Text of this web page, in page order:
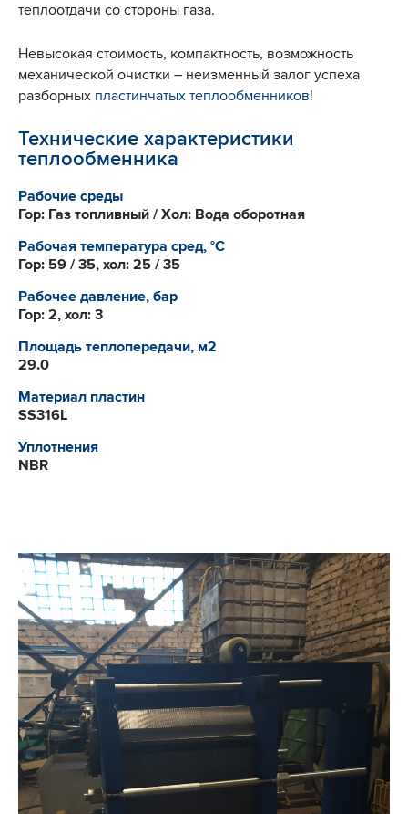
теплоотдачи со стороны газа.
Невысокая стоимость, компактность, возможность
механической очистки – неизменный залог успеха
разборных пластинчатых теплообменников!
Технические характеристики
теплообменника
Рабочие среды
Гор: Газ топливный / Хол: Вода оборотная
Рабочая температура сред, °С
Гор: 59 / 35, хол: 25 / 35
Рабочее давление, бар
Гор: 2, хол: 3
Площадь теплопередачи, м2
29.0
Материал пластин
SS316L
Уплотнения
NBR